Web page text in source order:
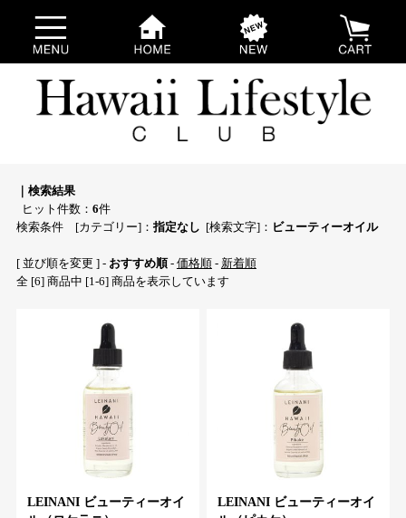
｜検索結果
ヒット件数： 6件
検索条件 [カテゴリー]： 指定なし [検索文字]： ビューティーオイル
[ 並び順を変更 ] - おすすめ順- 価格順- 新着順
全 [6] 商品中 [1-6] 商品を表示しています
LEINANI ビューティーオイ
LEINANI ビューティーオイ